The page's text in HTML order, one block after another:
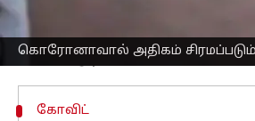
கொரோனாவால் அதிகம்
இதனால், ஏற்கனவே
கோவிட்